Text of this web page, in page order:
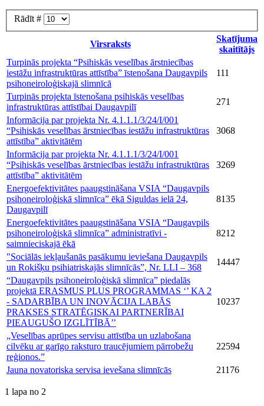
Rādīt #
Virsraksts
Skatījuma
skaitītājs
Turpinās projekta “Psihiskās veselības ārstniecības
iestāžu infrastruktūras attīstība” īstenošana Daugavpils
psihoneiroloģiskajā slimnīcā
111
Turpinās projekta īstenošana psihiskās veselības
infrastruktūras attīstībai Daugavpilī
271
Informācija par projekta Nr. 4.1.1.1/3/24/I/001
“Psihiskās veselības ārstniecības iestāžu infrastruktūras
attīstība” aktivitātēm
3068
Informācija par projekta Nr. 4.1.1.1/3/24/I/001
“Psihiskās veselības ārstniecības iestāžu infrastruktūras
attīstība” aktivitātēm
3269
Energoefektivitātes paaugstināšana VSIA “Daugavpils
psihoneiroloģiskā slimnīca” ēkā Siguldas ielā 24,
Daugavpilī
8135
Energoefektivitātes paaugstināšana VSIA “Daugavpils
psihoneiroloģiskā slimnīca” administratīvi -
saimnieciskajā ēkā
8212
"Sociālās iekļaušanās pasākumu ieviešana Daugavpils
un Rokišķu psihiatriskajās slimnīcās”, Nr. LLI – 368
14447
“Daugavpils psihoneiroloģiskā slimnīca” piedalās
projektā ERASMUS PLUS PROGRAMMAS ‘’ KA 2
- SADARBĪBA UN INOVĀCIJA LABĀS
PRAKSES STRATĒĢISKAI PARTNERĪBAI
PIEAUGUŠO IZGLĪTĪBĀ’’
10237
„Veselības aprūpes servisu attīstība un uzlabošana
cilvēku ar garīgo raksturo traucējumiem pārrobežu
reģionos.”
22594
Jauna novatoriska servisa ievešana slimnīcās 21176
1 lapa no 2